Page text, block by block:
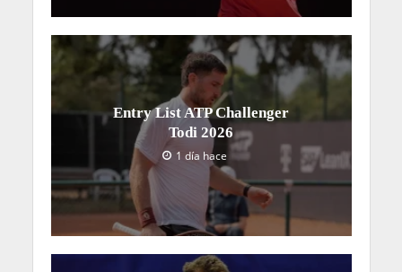
Entry List ATP Challenger
Todi 2026
1 día hace